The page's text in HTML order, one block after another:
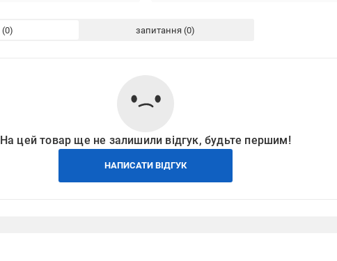
запитання
На цей товар ще не залишили відгук, будьте першим!
НАПИСАТИ ВІДГУК